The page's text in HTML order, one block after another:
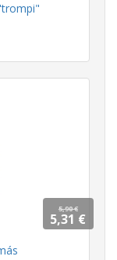
5,90 €
5,31 €